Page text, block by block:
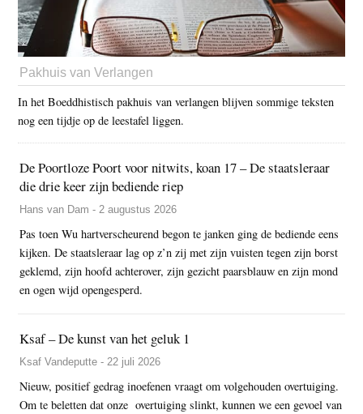
Pakhuis van Verlangen
In het Boeddhistisch pakhuis van verlangen blijven sommige teksten
nog een tijdje op de leestafel liggen.
De Poortloze Poort voor nitwits, koan 17 – De staatsleraar
die drie keer zijn bediende riep
Hans van Dam - 2 augustus 2026
Pas toen Wu hartverscheurend begon te janken ging de bediende eens
kijken. De staatsleraar lag op z’n zij met zijn vuisten tegen zijn borst
geklemd, zijn hoofd achterover, zijn gezicht paarsblauw en zijn mond
en ogen wijd opengesperd.
Ksaf – De kunst van het geluk 1
Ksaf Vandeputte - 22 juli 2026
Nieuw, positief gedrag inoefenen vraagt om volgehouden overtuiging.
Om te beletten dat onze overtuiging slinkt, kunnen we een gevoel van